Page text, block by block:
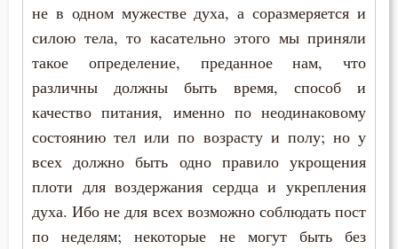
не в одном мужестве духа, а соразмеряется и
силою тела, то касательно этого мы приняли
такое определение, преданное нам, что
различны должны быть время, способ и
качество питания, именно по неодинаковому
состоянию тел или по возрасту и полу; но у
всех должно быть одно правило укрощения
плоти для воздержания сердца и укрепления
духа. Ибо не для всех возможно соблюдать пост
по неделям; некоторые не могут быть без